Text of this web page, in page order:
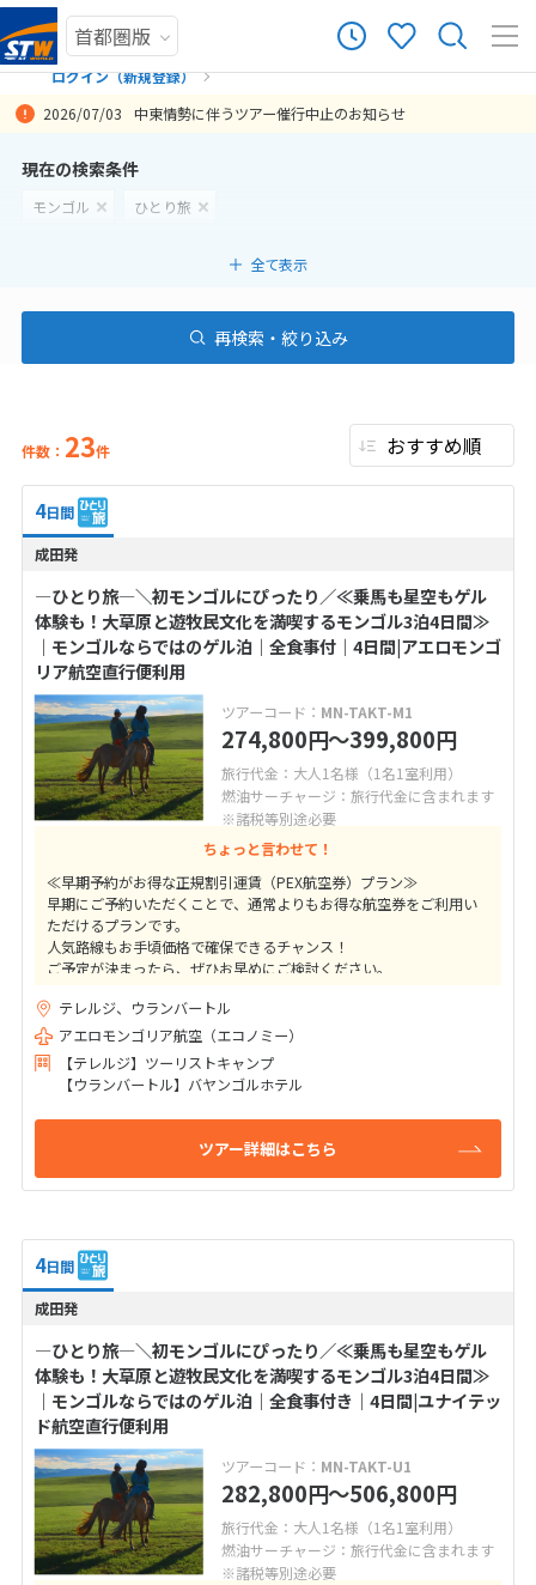
ログイン（新規登録）
まだ登録がありません
2026/07/03 中東情勢に伴うツアー催行中止のお知らせ
現在の検索条件
モンゴル ひとり旅
全て表示
再検索・絞り込み
件数： 23件
4日間
成田発
―ひとり旅―＼初モンゴルにぴったり／≪乗馬も星空もゲル
体験も！大草原と遊牧民文化を満喫するモンゴル3泊4日間≫
｜モンゴルならではのゲル泊｜全食事付｜4日間|アエロモンゴ
リア航空直行便利用
ツアーコード： MN-TAKT-M1
274,800円〜399,800円
旅行代金：大人1名様（1名1室利用）
燃油サーチャージ：旅行代金に含まれます
※諸税等別途必要
ちょっと言わせて！
≪早期予約がお得な正規割引運賃（PEX航空券）プラン≫
早期にご予約いただくことで、通常よりもお得な航空券をご利用い
ただけるプランです。
人気路線もお手頃価格で確保できるチャンス！
ご予定が決まったら、ぜひお早めにご検討ください。
★ご出発41日前までの変更取消料は10,000円（目安額）！
高額なキャンセル料はかかりませんのでご安心下さい
テレルジ、ウランバートル
アエロモンゴリア航空（エコノミー）
【テレルジ】ツーリストキャンプ
【ウランバートル】バヤンゴルホテル
ツアー詳細はこちら
4日間
成田発
―ひとり旅―＼初モンゴルにぴったり／≪乗馬も星空もゲル
体験も！大草原と遊牧民文化を満喫するモンゴル3泊4日間≫
｜モンゴルならではのゲル泊｜全食事付き｜4日間|ユナイテッ
ド航空直行便利用
ツアーコード： MN-TAKT-U1
282,800円〜506,800円
旅行代金：大人1名様（1名1室利用）
燃油サーチャージ：旅行代金に含まれます
※諸税等別途必要